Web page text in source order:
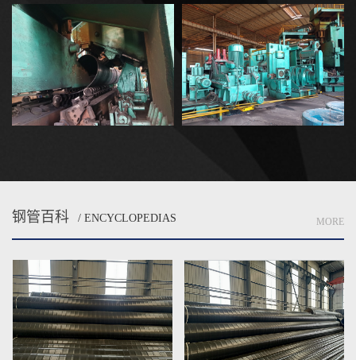
钢管百科 / ENCYCLOPEDIAS MORE